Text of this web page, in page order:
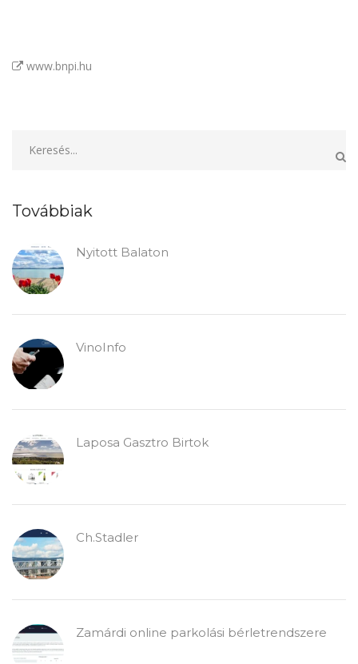
www.bnpi.hu
Továbbiak
Nyitott Balaton
VinoInfo
Laposa Gasztro Birtok
Ch.Stadler
Zamárdi online parkolási bérletrendszere